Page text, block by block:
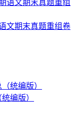
文期末真题重组卷
编版）